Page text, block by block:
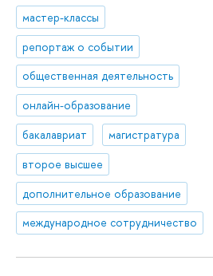
мастер-классы
репортаж о событии
общественная деятельность
онлайн-образование
бакалавриат
магистратура
второе высшее
дополнительное образование
международное сотрудничество